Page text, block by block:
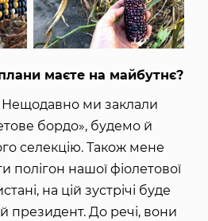
маєте на майбутнє?
Нещодавно ми заклали
бордо», будемо й
селекцію. Також мене
полігон нашої фіолетової
на цій зустрічі буде
президент. До речі, вони